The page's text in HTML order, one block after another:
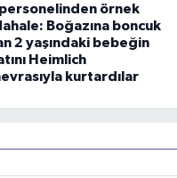
personelinden örnek
Boğazına boncuk
2 yaşındaki bebeğin
Heimlich
kurtardılar